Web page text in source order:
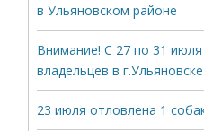
в Ульяновском районе
Внимание! С 27 по 31
владельцев в г.Ульяновске
23 июля отловлена 1